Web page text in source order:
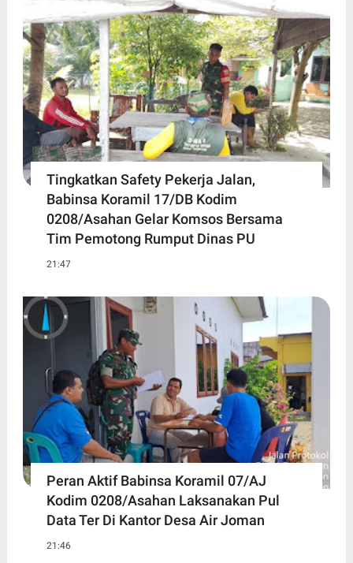
Tingkatkan Safety Pekerja Jalan,
Babinsa Koramil 17/DB Kodim
0208/Asahan Gelar Komsos Bersama
Tim Pemotong Rumput Dinas PU
21:47
Peran Aktif Babinsa Koramil 07/AJ
Kodim 0208/Asahan Laksanakan Pul
Data Ter Di Kantor Desa Air Joman
21:46